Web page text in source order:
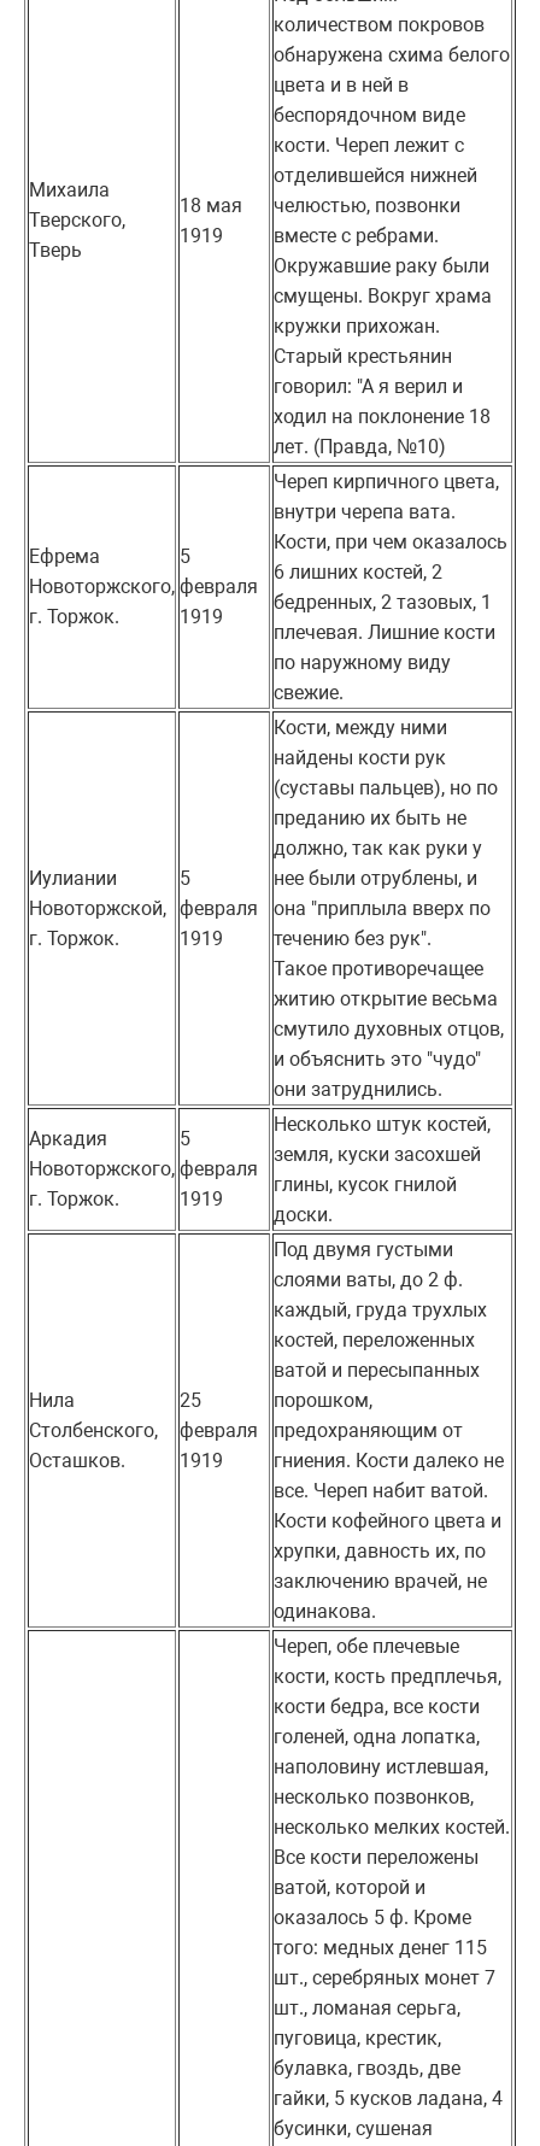
Михаила
Тверского,
Тверь
18 мая
1919
количеством покровов
обнаружена схима белого
цвета и в ней в
беспорядочном виде
кости. Череп лежит с
отделившейся нижней
челюстью, позвонки
вместе с ребрами.
Окружавшие раку были
смущены. Вокруг храма
кружки прихожан.
Старый крестьянин
говорил: "А я верил и
ходил на поклонение 18
лет. (Правда, №10)
Ефрема
Новоторжского,
г. Торжок.
5
февраля
1919
Череп кирпичного цвета,
внутри черепа вата.
Кости, при чем оказалось
6 лишних костей, 2
бедренных, 2 тазовых, 1
плечевая. Лишние кости
по наружному виду
свежие.
Иулиании
Новоторжской,
г. Торжок.
5
февраля
1919
Кости, между ними
найдены кости рук
(суставы пальцев), но по
преданию их быть не
должно, так как руки у
нее были отрублены, и
она "приплыла вверх по
течению без рук".
Такое противоречащее
житию открытие весьма
смутило духовных отцов,
и объяснить это "чудо"
они затруднились.
Аркадия
Новоторжского,
г. Торжок.
5
февраля
1919
Несколько штук костей,
земля, куски засохшей
глины, кусок гнилой
доски.
Нила
Столбенского,
Осташков.
25
февраля
1919
Под двумя густыми
слоями ваты, до 2 ф.
каждый, груда трухлых
костей, переложенных
ватой и пересыпанных
порошком,
предохраняющим от
гниения. Кости далеко не
все. Череп набит ватой.
Кости кофейного цвета и
хрупки, давность их, по
заключению врачей, не
одинакова.
Череп, обе плечевые
кости, кость предплечья,
кости бедра, все кости
голеней, одна лопатка,
наполовину истлевшая,
несколько позвонков,
несколько мелких костей.
Все кости переложены
ватой, которой и
оказалось 5 ф. Кроме
того: медных денег 115
шт., серебряных монет 7
шт., ломаная серьга,
пуговица, крестик,
булавка, гвоздь, две
гайки, 5 кусков ладана, 4
бусинки, сушеная